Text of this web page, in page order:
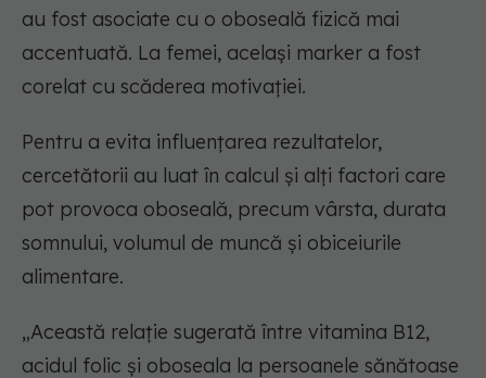
au fost asociate cu o oboseală fizică mai
accentuată. La femei, același marker a fost
corelat cu scăderea motivației.
Pentru a evita influențarea rezultatelor,
cercetătorii au luat în calcul și alți factori care
pot provoca oboseală, precum vârsta, durata
somnului, volumul de muncă și obiceiurile
alimentare.
„Această relație sugerată între vitamina B12,
acidul folic și oboseala la persoanele sănătoase